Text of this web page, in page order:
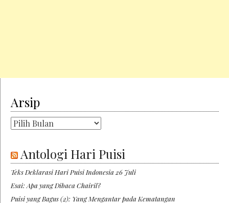
Arsip
Arsip
Antologi Hari Puisi
Teks Deklarasi Hari Puisi Indonesia 26 Juli
Esai: Apa yang Dibaca Chairil?
Puisi yang Bagus (2): Yang Mengantar pada Kematangan